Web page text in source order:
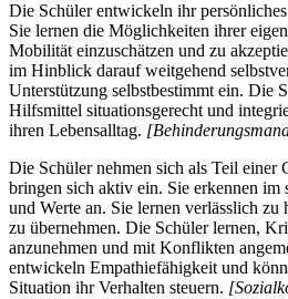
Die Schüler entwickeln ihr
Sie lernen die Möglichkeiten ihrer
Mobilität einzuschätzen und zu
im Hinblick darauf weitgehend
Unterstützung selbstbestimmt ein. Die
Hilfsmittel situationsgerecht und
ihren Lebensalltag.
Die Schüler nehmen sich als Teil einer
bringen sich aktiv ein. Sie erkennen im
und Werte an. Sie lernen verlässlich
zu übernehmen. Die Schüler lernen,
anzunehmen und mit Konflikten
entwickeln Empathiefähigkeit und
Situation ihr Verhalten steuern.